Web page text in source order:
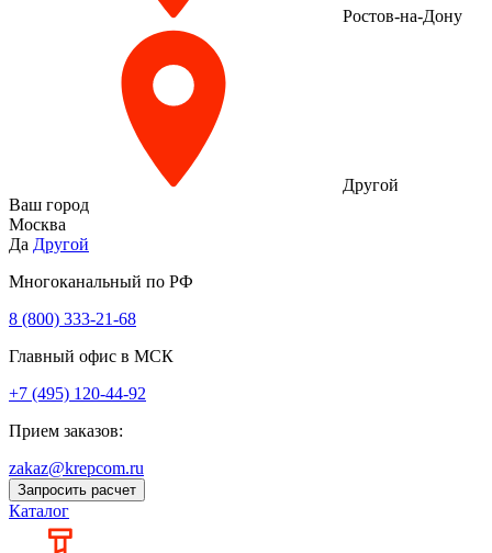
Ростов-на-Дону
Другой
Ваш город
Москва
Да Другой
Многоканальный по РФ
8 (800) 333‑21-68
Главный офис в МСК
+7 (495) 120-44-92
Прием заказов:
zakaz@krepcom.ru
Запросить расчет
Каталог